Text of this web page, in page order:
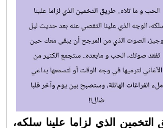
الذي لزاما علينا سلكه،